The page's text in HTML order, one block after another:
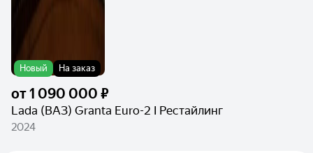
Новый На заказ
от1 090 000 ₽
Lada (ВАЗ) Granta Euro-2 I Рестайлинг
2024